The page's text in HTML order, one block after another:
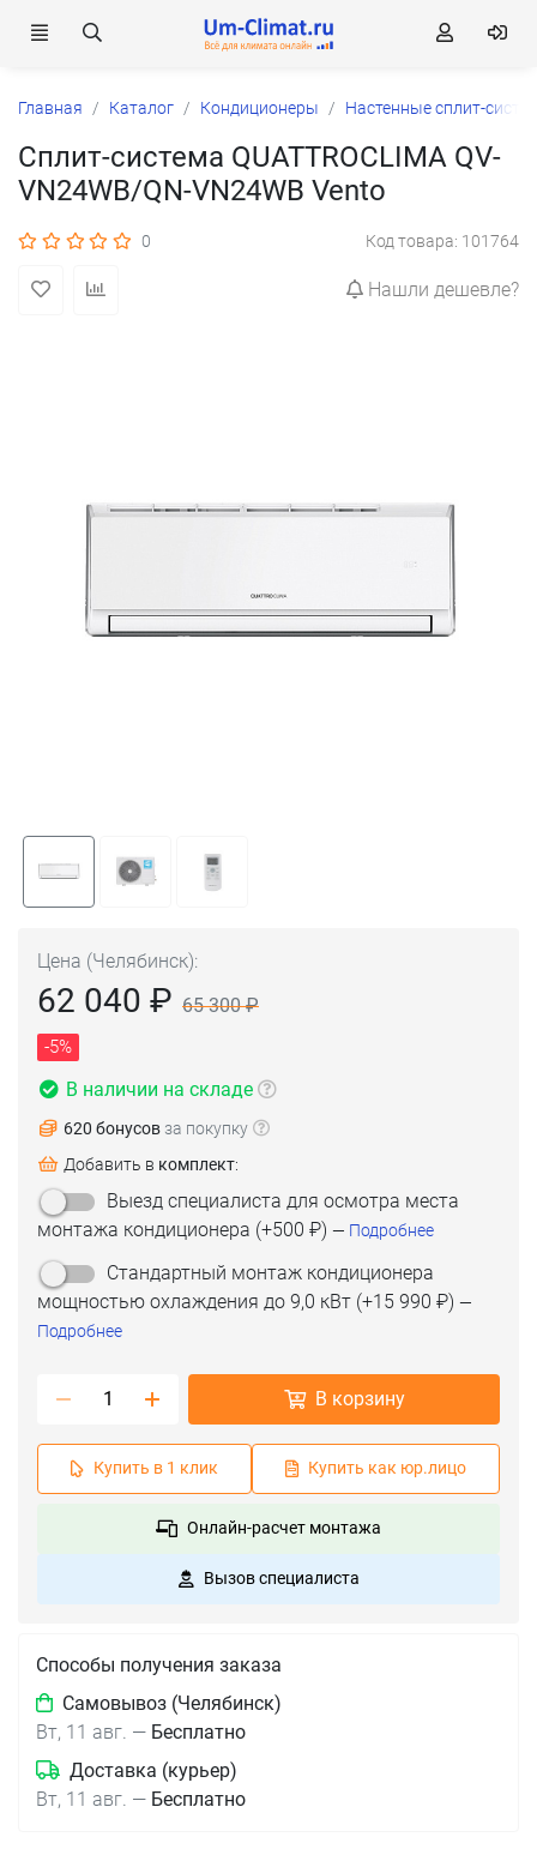
Главная Каталог Кондиционеры Настенные сплит-
Сплит-система QUATTROCLIMA QV-
VN24WB/QN-VN24WB Vento
0 Код товара: 101764
Нашли дешевле?
Цена (Челябинск):
62 040 ₽ 65 300 ₽
-5%
В наличии на складе
620 бонусов за покупку
Добавить в комплект:
Выезд специалиста для осмотра места
монтажа кондиционера (+500 ₽) — Подробнее
Стандартный монтаж кондиционера
мощностью охлаждения до 9,0 кВт (+15 990 ₽) —
Подробнее
В корзину
Купить в 1 клик Купить как юр.лицо
Онлайн-расчет монтажа
Вызов специалиста
Способы получения заказа
Самовывоз (Челябинск)
Вт, 11 авг. — Бесплатно
Доставка (курьер)
Вт, 11 авг. — Бесплатно